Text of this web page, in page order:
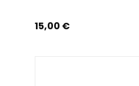
Prix
15,00 €